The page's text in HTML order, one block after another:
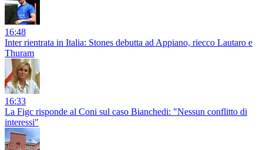
16:48
Inter rientrata in Italia: Stones debutta ad Appiano, riecco Lautaro e
Thuram
16:33
La Figc risponde al Coni sul caso Bianchedi: "Nessun conflitto di
interessi"